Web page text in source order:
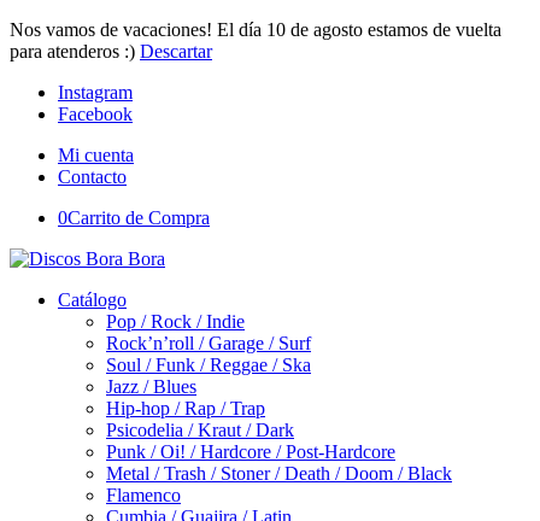
Nos vamos de vacaciones! El día 10 de agosto estamos de vuelta
para atenderos :) Descartar
Instagram
Facebook
Mi cuenta
Contacto
0Carrito de Compra
Catálogo
Pop / Rock / Indie
Rock’n’roll / Garage / Surf
Soul / Funk / Reggae / Ska
Jazz / Blues
Hip-hop / Rap / Trap
Psicodelia / Kraut / Dark
Punk / Oi! / Hardcore / Post-Hardcore
Metal / Trash / Stoner / Death / Doom / Black
Flamenco
Cumbia / Guajira / Latin